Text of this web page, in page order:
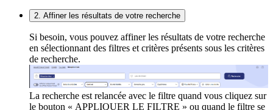
2. Affiner les résultats de votre recherche
Si besoin, vous pouvez affiner les résultats de votre recherche
en sélectionnant des filtres et critères présents sous les critères
de recherche.
La recherche est relancée avec le filtre quand vous cliquez sur
le bouton « APPLIQUER LE FILTRE » ou quand le filtre se